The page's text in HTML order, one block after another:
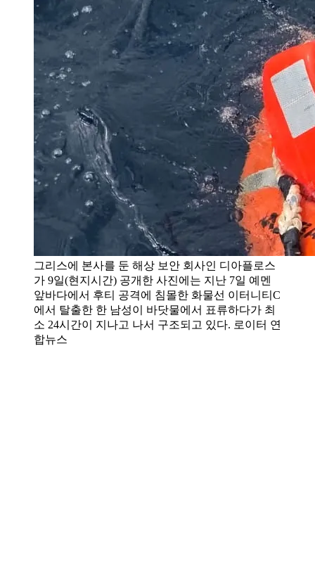
그리스에 본사를 둔 해상 보안 회사인 디아플로스
가 9일(현지시간) 공개한 사진에는 지난 7일 예멘
앞바다에서 후티 공격에 침몰한 화물선 이터니티C
에서 탈출한 한 남성이 바닷물에서 표류하다가 최
소 24시간이 지나고 나서 구조되고 있다. 로이터 연
합뉴스